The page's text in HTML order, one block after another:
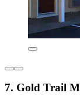
7. Gold Trail